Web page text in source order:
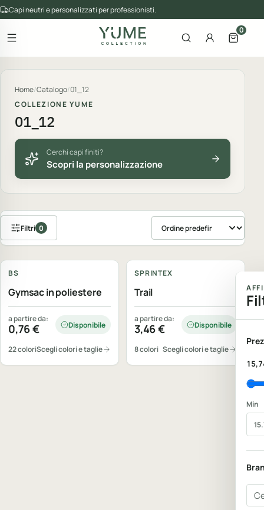
Capi neutri e personalizzati per professionisti.
Apri il menu
del catalogo
Apri la ricerca
AccountApri il
0
Home/Catalogo/01_12
COLLEZIONE YUME
01_12
Cerchi capi finiti?
Scopri la personalizzazione
Min
Filtri 0 Ordina prodotti
Personalizzabile
BS
Gymsac in poliestere
a partire da:
0,76€ Disponibile
22 coloriScegli colori e taglie
Personalizzabile
SPRINTEX
Trail
a partire da:
3,46€ Disponibile
8 colori Scegli colori e taglie